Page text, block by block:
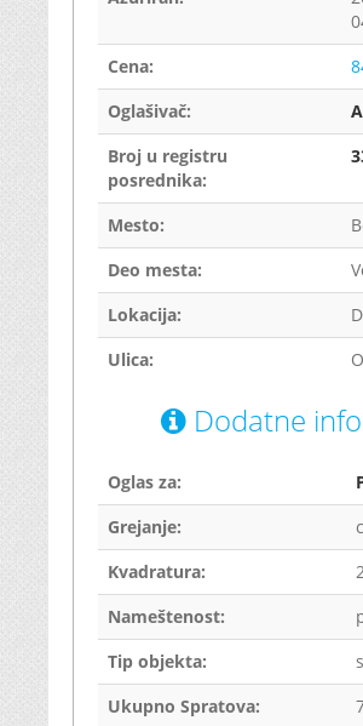
Cena:
Oglašivač:
Broj u registru
posrednika:
Mesto:
Deo mesta:
Lokacija:
Ulica:
Dodatne
Oglas za:
Grejanje:
Kvadratura:
Nameštenost:
Tip objekta:
Ukupno Spratova: